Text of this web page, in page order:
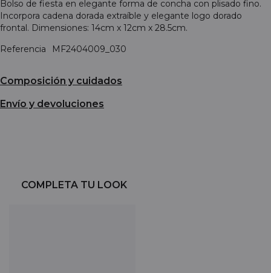
Bolso de fiesta en elegante forma de concha con plisado fino.
Incorpora cadena dorada extraíble y elegante logo dorado
frontal. Dimensiones: 14cm x 12cm x 28.5cm.
Referencia
MF2404009_030
Composición y cuidados
Envío y devoluciones
COMPLETA TU LOOK